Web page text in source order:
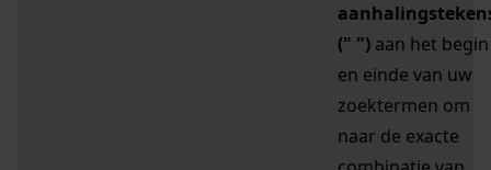
(" ") aan het begin
en einde van uw
zoektermen om
naar de exacte